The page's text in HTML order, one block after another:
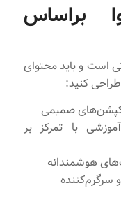
براساس
است و باید محتوای
کنید:
کپشن‌های صمیمی
با تمرکز بر
هوشمندانه
سرگرم‌کننده